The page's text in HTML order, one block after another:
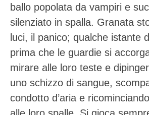
ballo popolata da vampiri e
silenziato in spalla. Granata
luci, il panico; qualche istante
prima che le guardie si
mirare alle loro teste e
uno schizzo di sangue,
condotto d’aria e
alle loro spalle. Si gioca